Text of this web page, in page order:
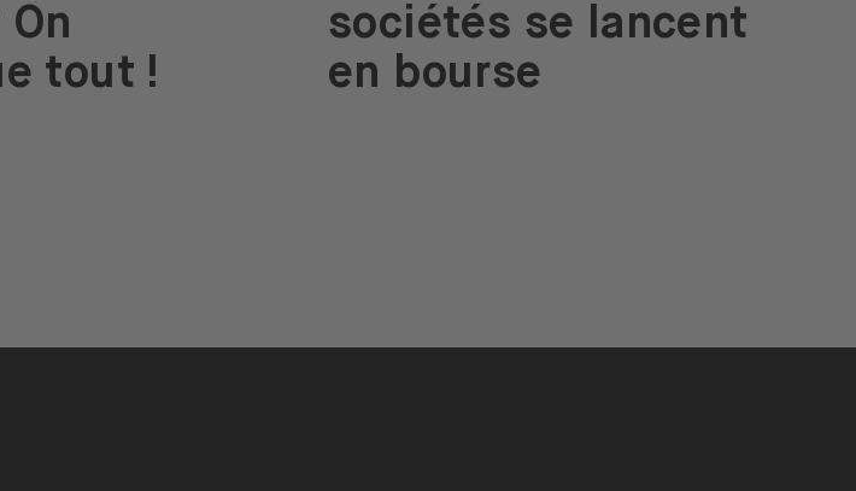
tout !
sociétés se lancent
en bourse